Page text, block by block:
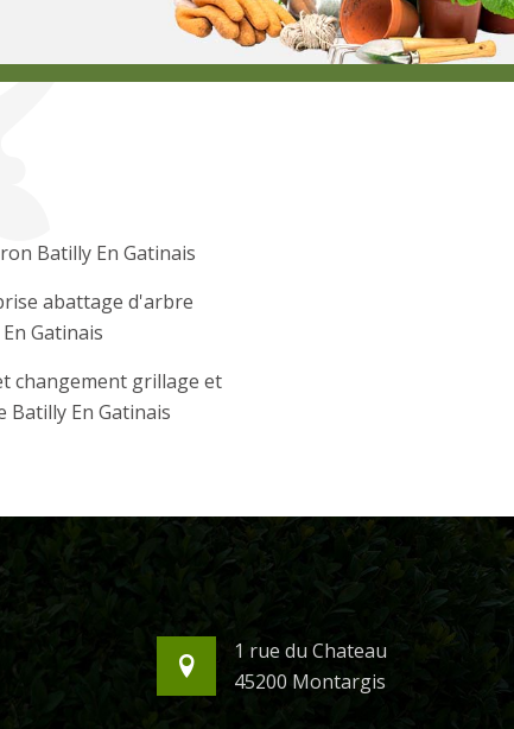
Batilly En Gatinais
abattage d'arbre
Gatinais
changement grillage et
Batilly En Gatinais
1 rue du Chateau
45200 Montargis